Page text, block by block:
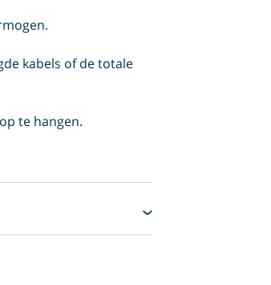
kabels of de totale
te hangen.